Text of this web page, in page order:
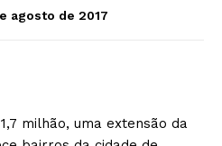
agosto de 2017
milhão, uma extensão da